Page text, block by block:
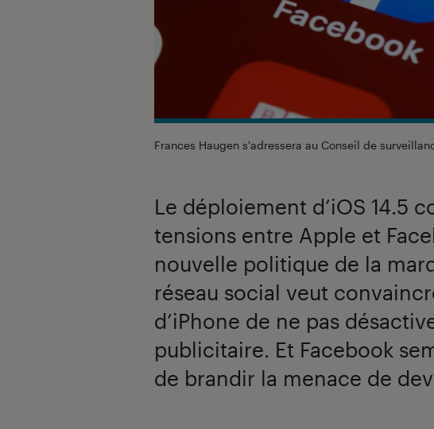
Frances Haugen s'adressera au Conseil de
Le déploiement d’iOS 14.5
tensions entre Apple et
nouvelle politique de la
réseau social veut
d’iPhone de ne pas
publicitaire. Et Facebook
de brandir la menace de